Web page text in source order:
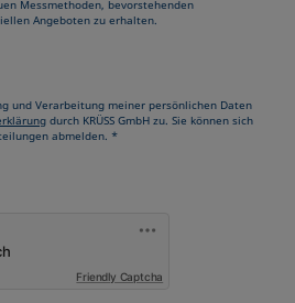
Messmethoden, bevorstehenden
Angeboten zu erhalten.
und Verarbeitung meiner persönlichen Daten
durch KRÜSS GmbH zu. Sie können sich
abmelden. *
Friendly Captcha